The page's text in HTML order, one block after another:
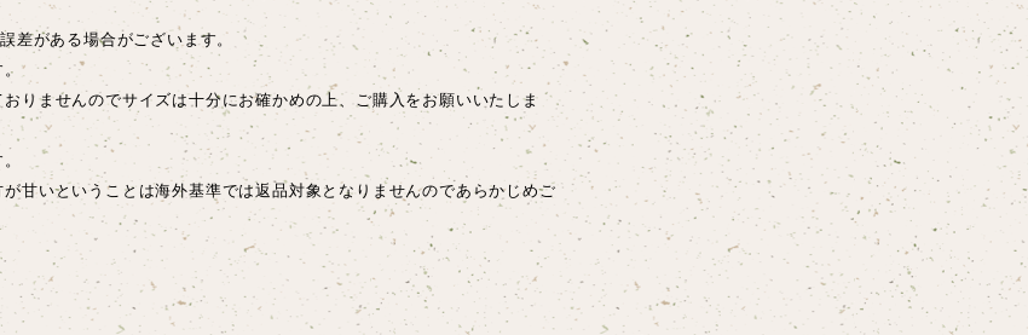
差がある場合がございます。
。
りませんのでサイズは十分にお確かめの上、ご購入をお願いいたしま
。
甘いということは海外基準では返品対象となりませんのであらかじめご